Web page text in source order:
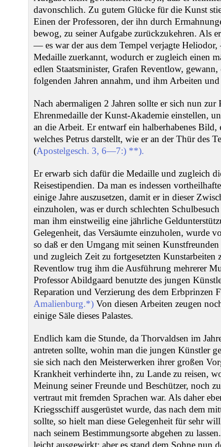
davonschlich. Zu gutem Glücke für die Kunst
Einen der Professoren, der ihn durch
bewog, zu seiner Aufgabe zurückzukehren. Als
— es war der aus dem Tempel verjagte
Medaille zuerkannt, wodurch er zugleich einen
edlen Staatsminister, Grafen Reventlow,
folgenden Jahren annahm, und ihm Arbeiten
Nach abermaligen 2 Jahren sollte er sich nun
Ehrenmedaille der Kunst-Akademie einstellen,
an die Arbeit. Er entwarf ein halberhabenes Bild,
welches Petrus darstellt, wie er an der Thür des
(Apostelgesch. 3, 6—7:) **).
Er erwarb sich dafür die Medaille und zugleich
Reisestipendien. Da man es indessen
einige Jahre auszusetzen, damit er in dieser
einzuholen, was er durch schlechten
man ihm einstweilig eine jährliche
Gelegenheit, das Versäumte einzuholen, wurde
so daß er den Umgang mit seinen
und zugleich Zeit zu fortgesetzten
Reventlow trug ihm die Ausführung mehrerer
Professor Abildgaard benutzte des jungen
Reparation und Verzierung des dem Erbprinzen
Amalienburg.*) Von diesen Arbeiten zeugen
einige Säle dieses Palastes.
Endlich kam die Stunde, da Thorvaldsen im
antreten sollte, wohin man die jungen Künstler
sie sich nach den Meisterwerken ihrer großen
Krankheit verhinderte ihn, zu Lande zu reisen,
Meinung seiner Freunde und Beschützer, noch
vertraut mit fremden Sprachen war. Als daher
Kriegsschiff ausgerüstet wurde, das nach dem
sollte, so hielt man diese Gelegenheit für sehr
nach seinem Bestimmungsorte abgehen zu
leicht ausgewirkt; aber es stand dem Sohne nun